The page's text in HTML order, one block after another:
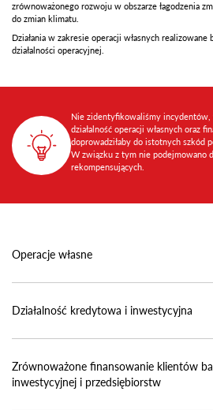
zrównoważonego rozwoju w obszarze łagodzenia
do zmian klimatu.
Działania w zakresie operacji własnych realizowane
działalności operacyjnej.
Nie zidentyfikowaliśmy incydentów,
działalność operacji własnych oraz
doprowadziłaby do istotnych szkód
W związku z tym nie podejmowano
rekompensujących.
Operacje własne
Działalność kredytowa i inwestycyjna
Zrównoważone finansowanie klientów
inwestycyjnej i przedsiębiorstw